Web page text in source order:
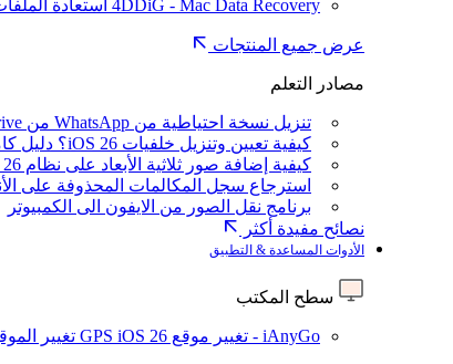
4DDiG - Mac Data Recovery استعادة
عرض جميع المنتجات
مصادر التعلم
تنزيل نسخة احتياطية من WhatsApp من Google Drive
كيفية تعيين وتنزيل خلفيات iOS 26؟ دليل كامل
كيفية إضافة صور ثلاثية الأبعاد على نظام iOS 26
استرجاع سجل المكالمات المحذوفة على
برنامج نقل الصور من الايفون الى الكمبيوتر
نصائح مفيدة أكثر
الأدوات المساعدة & التطبيق
سطح المكتب
iAnyGo - تغيير موقع GPS iOS 26 تغيير